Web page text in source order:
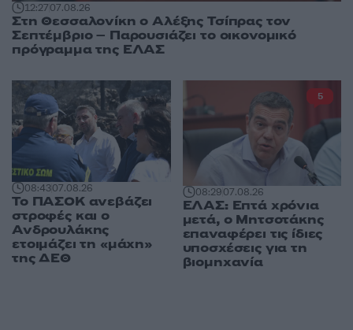
12:2707.08.26
Στη Θεσσαλονίκη ο Αλέξης Τσίπρας τον
Σεπτέμβριο – Παρουσιάζει το οικονομικό
πρόγραμμα της ΕΛΑΣ
08:4307.08.26
Το ΠΑΣΟΚ ανεβάζει
στροφές και ο
Ανδρουλάκης
ετοιμάζει τη «μάχη»
της ΔΕΘ
08:2907.08.26
ΕΛΑΣ: Επτά χρόνια
μετά, ο Μητσοτάκης
επαναφέρει τις ίδιες
υποσχέσεις για τη
βιομηχανία
5